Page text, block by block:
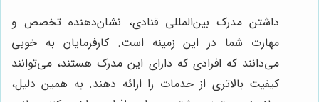
داشتن مدرک بین‌المللی قنادی، نشان‌دهنده تخصص و
مهارت شما در این زمینه است. کارفرمایان به خوبی
می‌دانند که افرادی که دارای این مدرک هستند، می‌توانند
کیفیت بالاتری از خدمات را ارائه دهند. به همین دلیل،